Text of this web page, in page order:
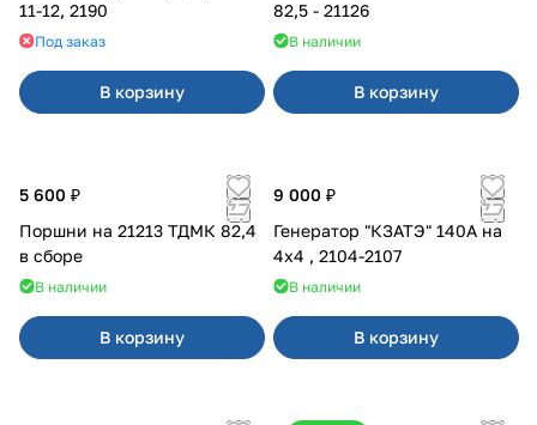
11-12, 2190
Под заказ
В корзину
82,5 - 21126
В наличии
В корзину
5 600 ₽
Поршни на 21213 ТДМК 82,4
в сборе
В наличии
В корзину
9 000 ₽
Генератор "КЗАТЭ" 140А на
4x4 , 2104-2107
В наличии
В корзину